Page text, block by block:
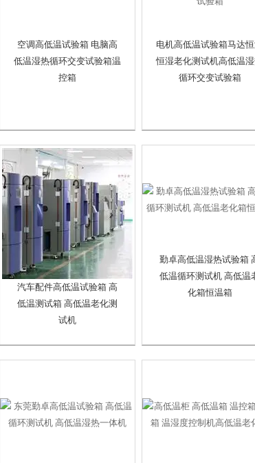
空调高低温试验箱 电脑高
低温湿热循环交变试验箱温
控箱
电机高低温试验箱马达
恒湿老化测试机高低温
循环交变试验箱
汽车配件高低温试验箱 高
低温测试箱 高低温老化测
试机
勤卓高低温湿热试验箱
低温循环测试机 高低温
化箱恒温箱